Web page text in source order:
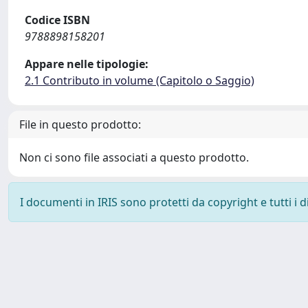
Codice ISBN
9788898158201
Appare nelle tipologie:
2.1 Contributo in volume (Capitolo o Saggio)
File in questo prodotto:
Non ci sono file associati a questo prodotto.
I documenti in IRIS sono protetti da copyright e tutti i